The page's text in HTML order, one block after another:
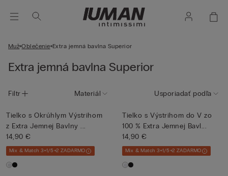
Muž Oblečenie Extra jemná bavlna Superior
Extra jemná bavlna Superior
Filtr Materiál Usporiadať podľa
Tielko s Okrúhlym Výstrihom
z Extra Jemnej Bavlny ...
14,90 €
Mix & Match 3+1/5+2 ZADARMO
Tielko s Výstrihom do V zo
100 % Extra Jemnej Bavl...
14,90 €
Mix & Match 3+1/5+2 ZADARMO